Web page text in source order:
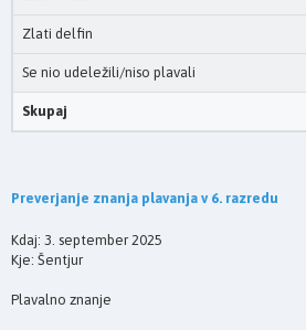
Zlati delfin
Se nio udeležili/niso plavali
Skupaj
Preverjanje znanja plavanja v 6. razredu
Kdaj: 3. september 2025
Kje: Šentjur
Plavalno znanje